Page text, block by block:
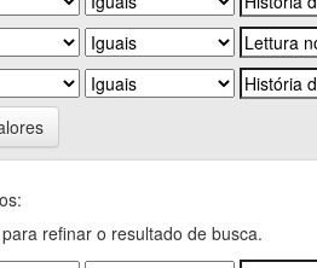
refinar o resultado de busca.